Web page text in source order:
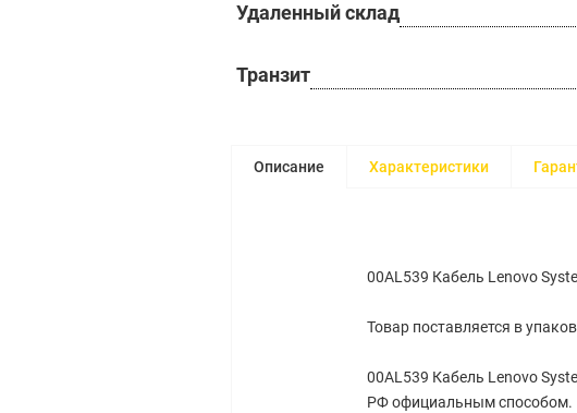
Удаленный склад
Транзит
Описание Характеристики
00AL539 Кабель Lenovo
Товар поставляется в
00AL539 Кабель Lenovo
РФ официальным способом.